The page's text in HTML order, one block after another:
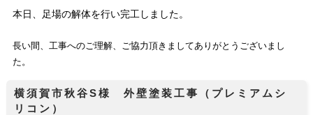
本日、足場の解体を行い完工しました。
長い間、工事へのご理解、ご協力頂きましてありがとうございまし
た。
横須賀市秋谷S様 外壁塗装工事（プレミアムシ
リコン）